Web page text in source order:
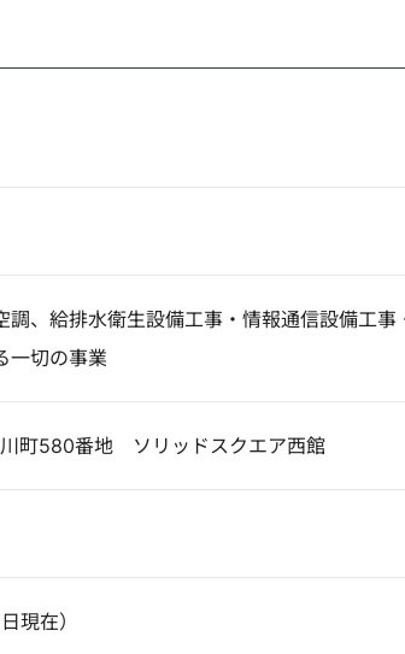
調、給排水衛生設備工事・情報通信設備工事
一切の事業
町580番地 ソリッドスクエア西館
現在）